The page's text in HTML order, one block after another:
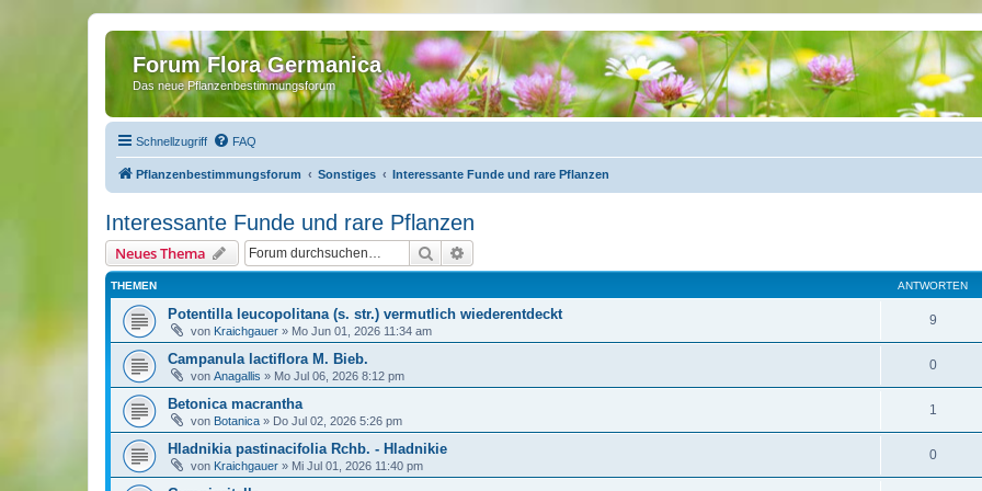
Forum Flora Germanica
Das neue Pflanzenbestimmungsforum
Schnellzugriff FAQ
Pflanzenbestimmungsforum Sonstiges Interessante Funde und rare Pflanzen
Interessante Funde und rare Pflanzen
Neues Thema Suche
THEMEN ANTWORTEN
Potentilla leucopolitana (s. str.) vermutlich wiederentdeckt
von Kraichgauer » Mo Jun 01, 2026 11:34 am
9
Campanula lactiflora M. Bieb.
von Anagallis » Mo Jul 06, 2026 8:12 pm
0
Betonica macrantha
von Botanica » Do Jul 02, 2026 5:26 pm
1
Hladnikia pastinacifolia Rchb. - Hladnikie
von Kraichgauer » Mi Jul 01, 2026 11:40 pm
0